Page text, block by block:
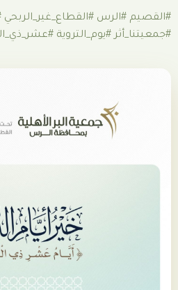
#القطاع_غير_الربحي #أثر_من_الميدان
#عشر_ذي_الحجة